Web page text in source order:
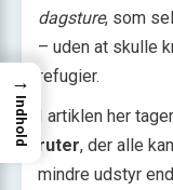
dagsture, som
– uden at skulle
refugier.
I artiklen her
ruter, der alle
mindre udstyr
→
Indhold